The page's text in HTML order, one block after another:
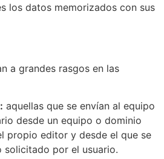
los datos memorizados con sus
a grandes rasgos en las
aquellas que se envían al equipo
desde un equipo o dominio
propio editor y desde el que se
solicitado por el usuario.